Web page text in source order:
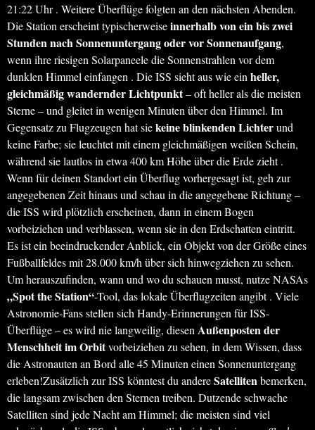
21:22 Uhr . Weitere Überflüge folgten an den nächsten Abenden.
Die Station erscheint typischerweiseinnerhalb von ein bis zwei
Stunden nach Sonnenuntergang oder vor Sonnenaufgang,
wenn ihre riesigen Solarpaneele die Sonnenstrahlen vor dem
dunklen Himmel einfangen . Die ISS sieht aus wie ein heller,
gleichmäßig wandernder Lichtpunkt– oft heller als die meisten
Sterne – und gleitet in wenigen Minuten über den Himmel. Im
Gegensatz zu Flugzeugen hat siekeine blinkenden Lichterund
keine Farbe; sie leuchtet mit einem gleichmäßigen weißen Schein,
während sie lautlos in etwa 400 km Höhe über die Erde zieht .
Wenn für deinen Standort ein Überflug vorhergesagt ist, geh zur
angegebenen Zeit hinaus und schau in die angegebene Richtung –
die ISS wird plötzlich erscheinen, dann in einem Bogen
vorbeiziehen und verblassen, wenn sie in den Erdschatten eintritt.
Es ist ein beeindruckender Anblick, ein Objekt von der Größe eines
Fußballfeldes mit 28.000 km/h über sich hinwegziehen zu sehen.
Um herauszufinden, wann und wo du schauen musst, nutze NASAs
„Spot the Station“-Tool, das lokale Überflugzeiten angibt . Viele
Astronomie-Fans stellen sich Handy-Erinnerungen für ISS-
Überflüge – es wird nie langweilig, diesen Außenposten der
Menschheit im Orbitvorbeiziehen zu sehen, in dem Wissen, dass
die Astronauten an Bord alle 45 Minuten einen Sonnenuntergang
erleben!Zusätzlich zur ISS könntest du andereSatellitenbemerken,
die langsam zwischen den Sternen treiben. Dutzende schwache
Satelliten sind jede Nacht am Himmel; die meisten sind viel